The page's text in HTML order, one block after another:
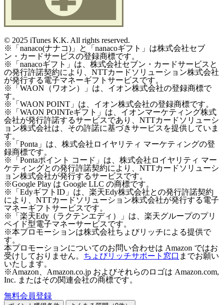
© 2025 iTunes K.K. All rights reserved.
※「nanaco(ナナコ)」と「nanacoギフト」は株式会社セブ
ン・カードサービスの登録商標です。
※「nanacoギフト」は、株式会社セブン・カードサービスと
の発行許諾契約により、NTTカードソリューション株式会社
が発行する電子マネーギフトサービスです。
※「WAON（ワオン）」は、イオン株式会社の登録商標で
す。
※「WAON POINT」は、イオン株式会社の登録商標です。
※「WAON POINTeギフト」は、イオンマーケティング株式
会社が発行許諾するサービスであり、NTTカードソリューシ
ョン株式会社は、その許諾に基づきサービスを提供していま
す。
※「Ponta」は、株式会社ロイヤリティ マーケティングの登
録商標です。
※「Pontaポイント コード」は、株式会社ロイヤリティ マー
ケティングとの発行許諾契約により、NTTカードソリューシ
ョン株式会社が発行するサービスです。
※Google Play は Google LLC の商標です。
※「EdyギフトID」は、楽天Edy株式会社との発行許諾契約
により、NTTカードソリューション株式会社が発行する電子
マネーギフトサービスです。
※「楽天Edy（ラクテンエディ）」は、楽天グループのプリ
ペイド型電子マネーサービスです。
※本プロモーションは株式会社ちょびリッチによる提供で
す。
本プロモーションについてのお問い合わせは Amazon ではお
受けしておりません。 ちょびリッチサポート窓口 までお願い
いたします。
※Amazon、Amazon.co.jp およびそれらのロゴは Amazon.com,
Inc. またはその関連会社の商標です。
無料会員登録